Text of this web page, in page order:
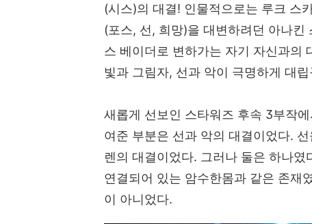
(시스)의 대결! 인물적으로는 루크 스
(포스, 선 , 희망)을 대변하려던 아나킨
스 베이더로 변하가는 자기 자신과의
빛과 그림자, 선과 악이 극명하게 대
새롭게 선보인 스타워즈 후속 3부작
여준 부분은 선과 악의 대결이었다.
렌의 대결이었다. 그러나 둘은 하나였
연결되어 있는 암수한몸과 같은 존재
이 아니었다.